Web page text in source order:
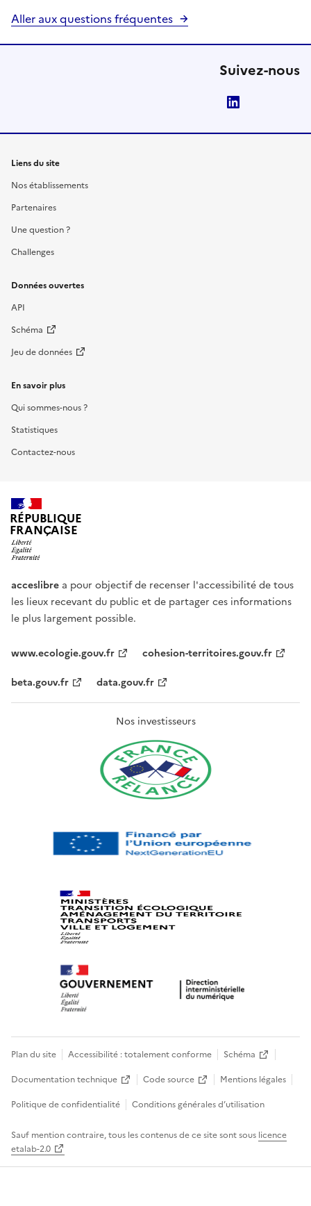
Aller aux questions fréquentes
Suivez-nous
Liens du site
Nos établissements
Partenaires
Une question ?
Challenges
Données ouvertes
API
Schéma
Jeu de données
En savoir plus
Qui sommes-nous ?
Statistiques
Contactez-nous
RÉPUBLIQUE
FRANÇAISE
acceslibre a pour objectif de recenser l'accessibilité de tous
les lieux recevant du public et de partager ces informations
le plus largement possible.
www.ecologie.gouv.fr
cohesion-territoires.gouv.fr
beta.gouv.fr
data.gouv.fr
Nos investisseurs
Plan du site Accessibilité : totalement conforme
Schéma
Documentation technique
Code source
Mentions légales
Politique de confidentialité
Conditions générales d’utilisation
Sauf mention contraire, tous les contenus de ce site sont sous licence
etalab-2.0